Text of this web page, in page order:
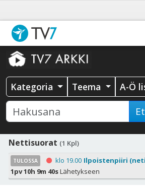
Kategoria Teema A-Ö
Nettisuorat (1 Kpl)
TULOSSA klo 19.00 Ilpoistenpiiri
1pv 10h 9m 40sLähetykseen